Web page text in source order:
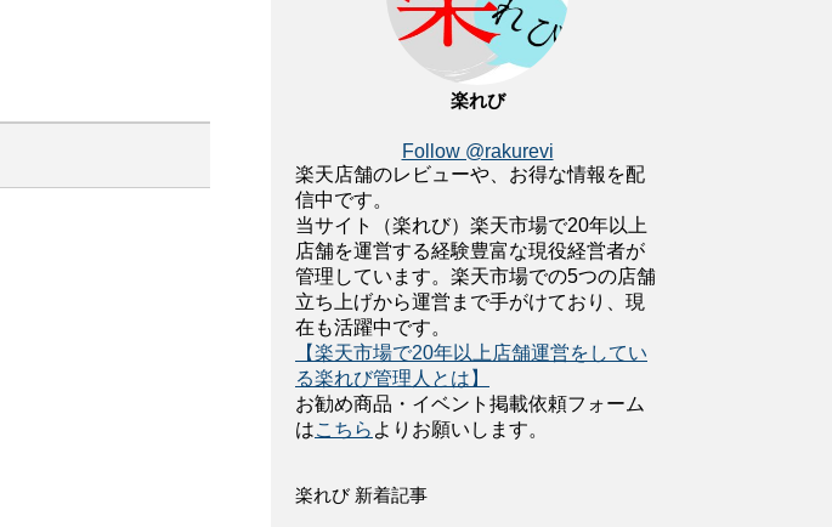
楽れび
Follow @rakurevi
楽天店舗のレビューや、お得な情報を配
信中です。
当サイト（楽れび）楽天市場で20年以上
店舗を運営する経験豊富な現役経営者が
管理しています。楽天市場での5つの店舗
立ち上げから運営まで手がけており、現
在も活躍中です。
【楽天市場で20年以上店舗運営をしてい
る楽れび管理人とは】
お勧め商品・イベント掲載依頼フォーム
はこちら よりお願いします。
楽れび 新着記事